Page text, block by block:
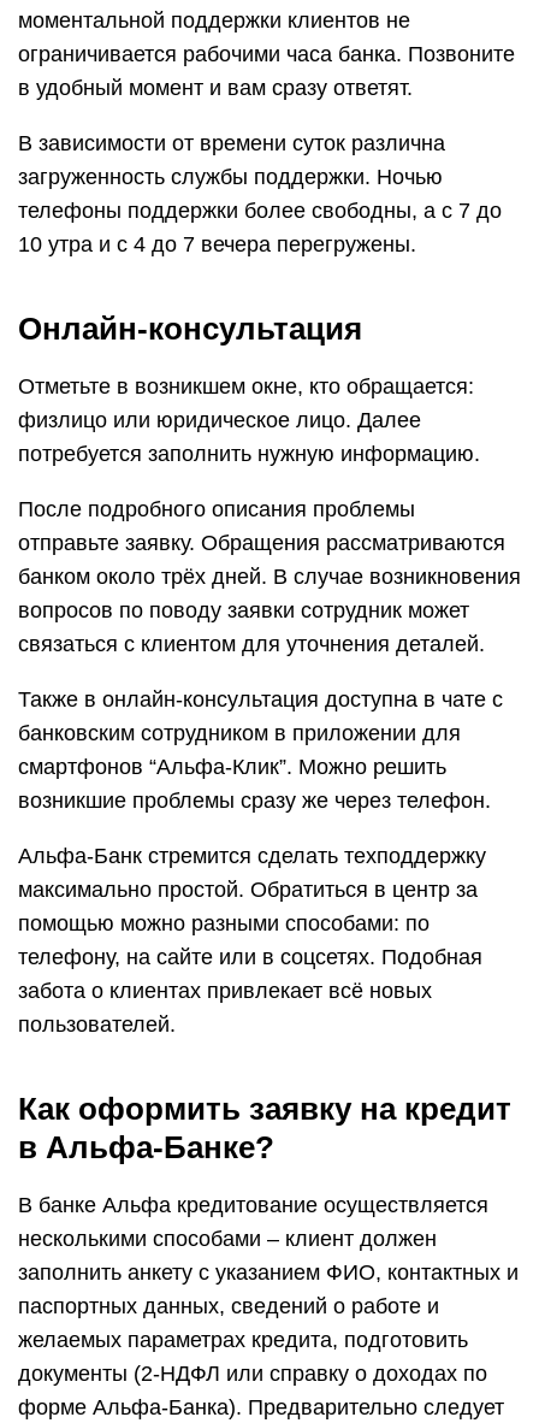
моментальной поддержки клиентов не
ограничивается рабочими часа банка. Позвоните
в удобный момент и вам сразу ответят.
В зависимости от времени суток различна
загруженность службы поддержки. Ночью
телефоны поддержки более свободны, а с 7 до
10 утра и с 4 до 7 вечера перегружены.
Онлайн-консультация
Отметьте в возникшем окне, кто обращается:
физлицо или юридическое лицо. Далее
потребуется заполнить нужную информацию.
После подробного описания проблемы
отправьте заявку. Обращения рассматриваются
банком около трёх дней. В случае возникновения
вопросов по поводу заявки сотрудник может
связаться с клиентом для уточнения деталей.
Также в онлайн-консультация доступна в чате с
банковским сотрудником в приложении для
смартфонов “Альфа-Клик”. Можно решить
возникшие проблемы сразу же через телефон.
Альфа-Банк стремится сделать техподдержку
максимально простой. Обратиться в центр за
помощью можно разными способами: по
телефону, на сайте или в соцсетях. Подобная
забота о клиентах привлекает всё новых
пользователей.
Как оформить заявку на кредит
в Альфа-Банке?
В банке Альфа кредитование осуществляется
несколькими способами – клиент должен
заполнить анкету с указанием ФИО, контактных и
паспортных данных, сведений о работе и
желаемых параметрах кредита, подготовить
документы (2-НДФЛ или справку о доходах по
форме Альфа-Банка). Предварительно следует